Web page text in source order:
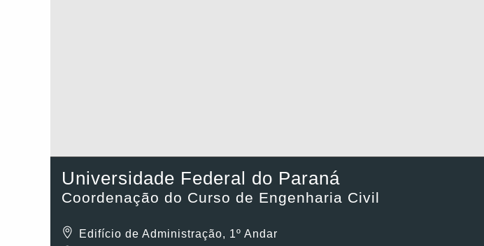
Universidade Federal do Paraná
Coordenação do Curso de Engenharia Civil
Edifício de Administração, 1º Andar